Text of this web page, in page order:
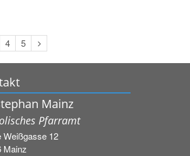
4 5
Nächste
Seite
Mainz
Pfarramt
Weißgasse 12
Mainz